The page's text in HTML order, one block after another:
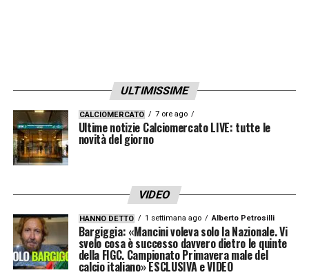
ULTIMISSIME
CALCIOMERCATO 7 ore ago
Ultime notizie Calciomercato LIVE: tutte le
novità del giorno
VIDEO
HANNO DETTO 1 settimana ago Alberto Petrosilli
Bargiggia: «Mancini voleva solo la Nazionale. Vi
svelo cosa è successo davvero dietro le quinte
della FIGC. Campionato Primavera male del
calcio italiano» ESCLUSIVA e VIDEO